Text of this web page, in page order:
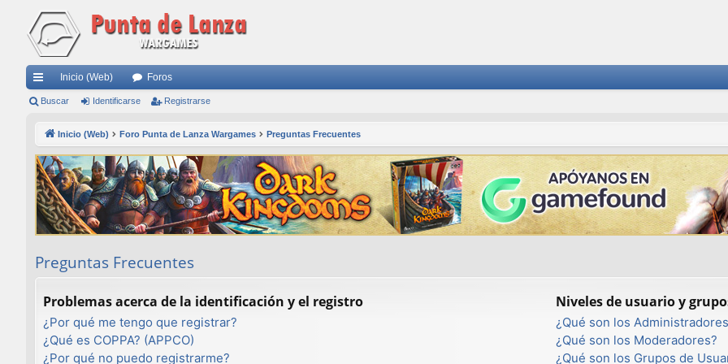
nl
rá
pi
do
Inicio (Web) Foros
Buscar Identificarse Registrarse
Inicio (Web) Foro Punta de Lanza Wargames Preguntas Frecuentes
Preguntas Frecuentes
Problemas acerca de la identificación y el registro
¿Por qué me tengo que registrar?
¿Qué es COPPA? (APPCO)
¿Por qué no puedo registrarme?
Niveles de usuario y
¿Qué son los
¿Qué son los Moderadores?
¿Qué son los Grupos de